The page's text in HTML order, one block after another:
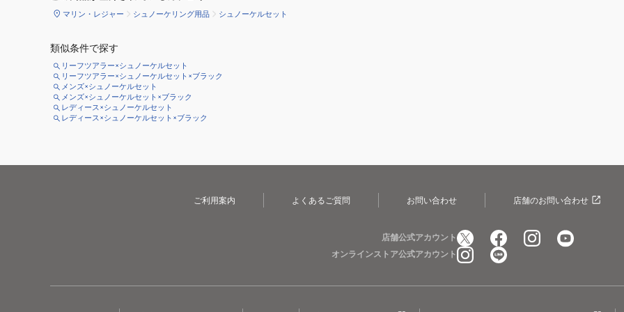
マリン・レジャー シュノーケリング用品 シュノーケルセット
類似条件で探す
リーフツアラー×シュノーケルセット
リーフツアラー×シュノーケルセット×ブラック
メンズ×シュノーケルセット
メンズ×シュノーケルセット×ブラック
レディース×シュノーケルセット
レディース×シュノーケルセット×ブラック
ご利用案内 よくあるご質問 お問い合わせ 店舗のお問い合わせ
店舗公式アカウント
オンラインストア公式アカウント